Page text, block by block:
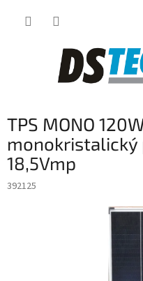
TPS MONO
monokristalický
18,5Vmp
392125